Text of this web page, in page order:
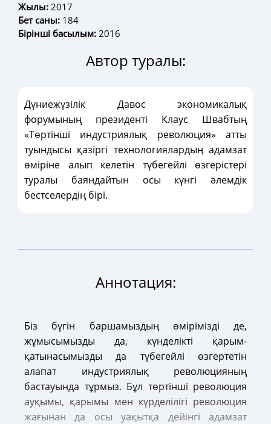
Жылы: 2017
Бет саны: 184
Бірінші басылым: 2016
Автор туралы:
Дүниежүзілік Давос экономикалық
форумының президенті Клаус Швабтың
«Төртінші индустриялық революция» атты
туындысы қазіргі технологиялардың адамзат
өміріне алып келетін түбегейлі өзгерістері
туралы баяндайтын осы күнгі әлемдік
бестселердің бірі.
Аннотация:
Біз бүгін баршамыздың өмірімізді де,
жұмысымызды да, күнделікті қарым-
қатынасымызды да түбегейлі өзгертетін
алапат индустриялық революцияның
бастауында тұрмыз. Бұл төртінші революция
ауқымы, қарымы мен күрделілігі революция
жағынан да осы уақытқа дейінгі адамзат